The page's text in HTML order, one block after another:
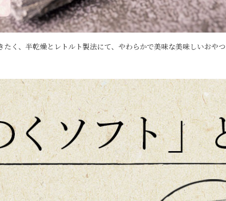
く、半乾燥とレトルト製法にて、 やわらかで美味な美味しいおやつ